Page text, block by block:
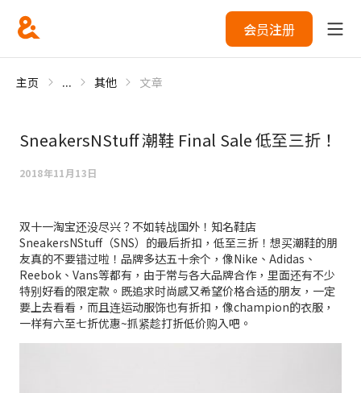
会员注册
主页 ... 其他 文章
SneakersNStuff 潮鞋 Final Sale 低至三折！
2018年11月13日
双十一淘宝还没尽兴？不如转战国外！知名鞋店
SneakersNStuff（SNS）的最后折扣，低至三折！想买潮鞋的朋
友真的不要错过啦！品牌多达五十余个，像Nike、Adidas、
Reebok、Vans等都有，由于常与各大品牌合作，里面还有不少
特别好看的限定款。既追求时尚感又希望价格合适的朋友，一定
要上去看看，而且连运动服饰也有折扣，像champion的衣服，
一样有六至七折优惠~抓紧趁打折低价购入吧。